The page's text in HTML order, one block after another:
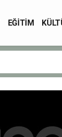
EĞİTİM